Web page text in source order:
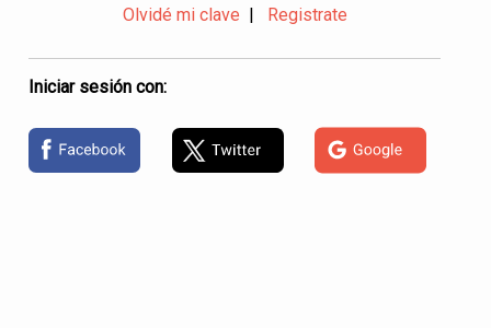
Olvidé mi clave Registrate
Iniciar sesión con: